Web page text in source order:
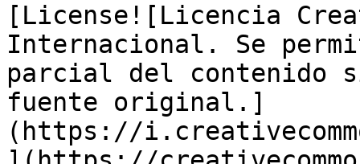
[License![Licencia
Internacional. Se
parcial del contenido
fuente original.]
(https://